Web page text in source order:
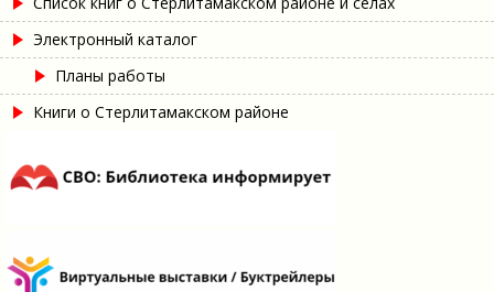
Электронный каталог
Планы работы
Книги о Стерлитамакском районе